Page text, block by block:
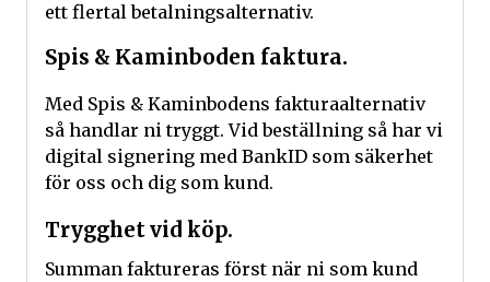
ett flertal betalningsalternativ.
Spis & Kaminboden faktura.
Med Spis & Kaminbodens fakturaalternativ
så handlar ni tryggt. Vid beställning så har vi
digital signering med BankID som säkerhet
för oss och dig som kund.
Trygghet vid köp.
Summan faktureras först när ni som kund